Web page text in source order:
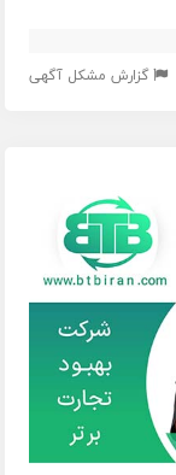
گزارش مشکل آگهی